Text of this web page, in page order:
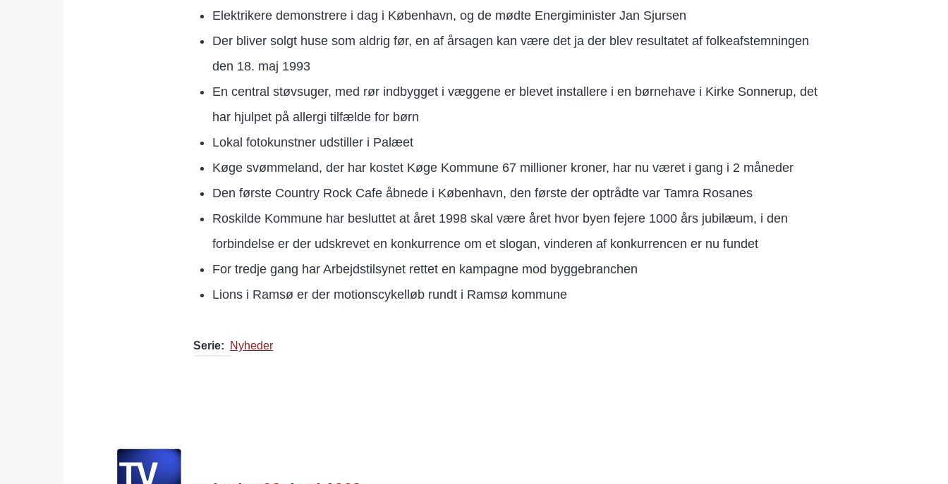
Elektrikere demonstrere i dag i København, og de mødte Energiminister Jan Sjursen
Der bliver solgt huse som aldrig før, en af årsagen kan være det ja der blev resultatet af folkeafstemningen
den 18. maj 1993
En central støvsuger, med rør indbygget i væggene er blevet installere i en børnehave i Kirke Sonnerup, det
har hjulpet på allergi tilfælde for børn
Lokal fotokunstner udstiller i Palæet
Køge svømmeland, der har kostet Køge Kommune 67 millioner kroner, har nu været i gang i 2 måneder
Den første Country Rock Cafe åbnede i København, den første der optrådte var Tamra Rosanes
Roskilde Kommune har besluttet at året 1998 skal være året hvor byen fejere 1000 års jubilæum, i den
forbindelse er der udskrevet en konkurrence om et slogan, vinderen af konkurrencen er nu fundet
For tredje gang har Arbejdstilsynet rettet en kampagne mod byggebranchen
Lions i Ramsø er der motionscykelløb rundt i Ramsø kommune
Serie Nyheder